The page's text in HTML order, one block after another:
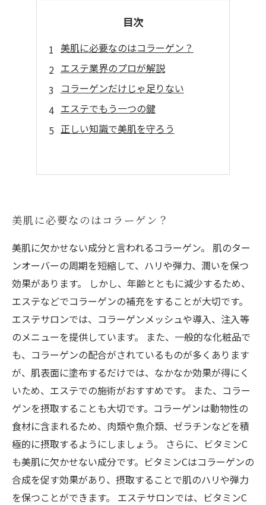
目次
美肌に必要なのはコラーゲン？
エステ業界のプロが解説
コラーゲンだけじゃ足りない
エステでもう一つの鍵
正しい知識で美肌を守ろう
美肌に必要なのはコラーゲン？
美肌に欠かせない成分と言われるコラーゲン。 肌のター
ンオーバーの周期を短縮して、ハリや弾力、潤いを保つ
効果があります。 しかし、年齢とともに減少するため、
エステなどでコラーゲンの補充をすることが大切です。
エステサロンでは、コラーゲンメッシュや導入、注入等
のメニューを提供しています。 また、一般的な化粧品で
も、コラーゲンの配合がされているものが多くあります
が、肌表面に塗布するだけでは、なかなか効果が得にく
いため、エステでの施術がおすすめです。 また、コラー
ゲンを摂取することも大切です。コラーゲンは動物性の
食材に含まれるため、肉類や魚介類、ゼラチンなどを積
極的に摂取するようにしましょう。 さらに、ビタミンC
も美肌に欠かせない成分です。ビタミンCはコラーゲンの
合成を促す効果があり、摂取することで肌のハリや弾力
を保つことができます。 エステサロンでは、ビタミンC